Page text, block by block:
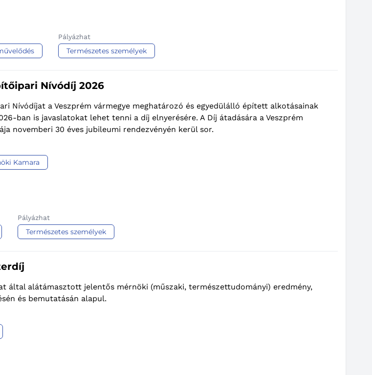
Pályázhat
Természetes személyek
Nívódíj 2026
Nívódíjat a Veszprém vármegye meghatározó és egyedülálló épített alkotásainak
ban is javaslatokat lehet tenni a díj elnyerésére. A Díj átadására a Veszprém
novemberi 30 éves jubileumi rendezvényén kerül sor.
Kamara
Pályázhat
Természetes személyek
által alátámasztott jelentős mérnöki (műszaki, természettudományi) eredmény,
és bemutatásán alapul.